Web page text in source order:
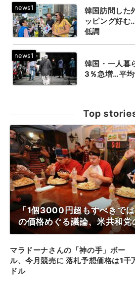
韓国訪問した
ッピング好む
低調
韓国・一人暮
3％急増…平
Top
「1個3000円超もすべきで
の価格めぐる議論、米共和
マラドーナさんの「神の手」ボー
ル、今月競売に 落札予想価格は1千
ドル